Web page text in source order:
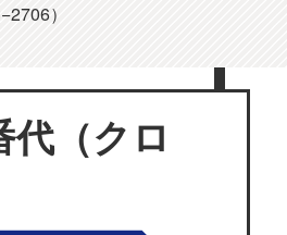
）
代（クロ